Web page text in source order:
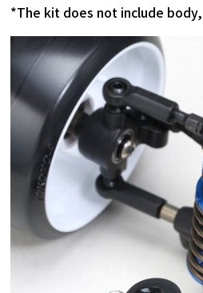
*The kit does not include